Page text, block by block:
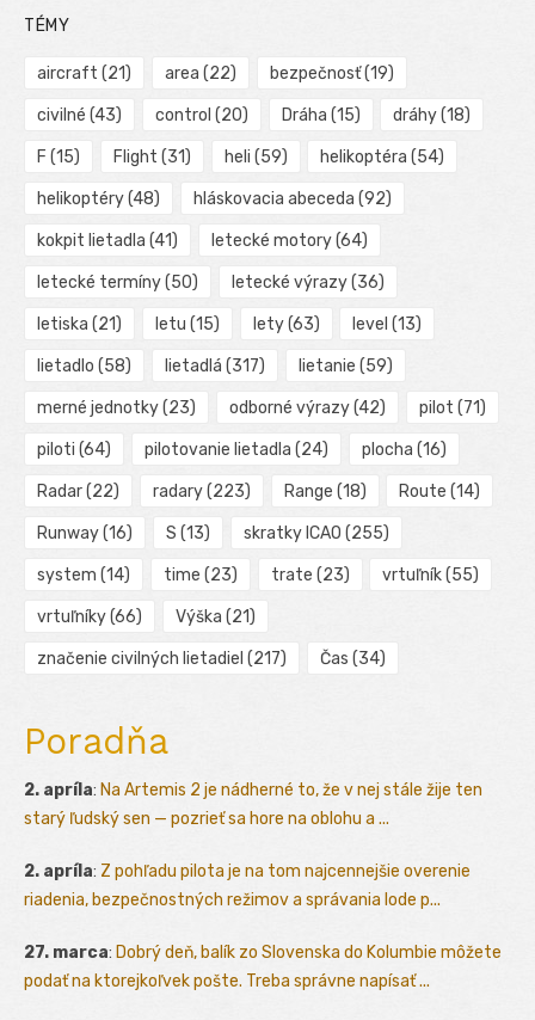
TÉMY
aircraft (21) area (22) bezpečnosť(19)
civilné (43) control (20) Dráha (15) dráhy(18)
F (15) Flight (31) heli (59) helikoptéra (54)
helikoptéry(48) hláskovacia abeceda (92)
kokpit lietadla (41) letecké motory(64)
letecké termíny(50) letecké výrazy(36)
letiska (21) letu (15) lety(63) level (13)
lietadlo (58) lietadlá (317) lietanie (59)
merné jednotky(23) odborné výrazy(42) pilot (71)
piloti (64) pilotovanie lietadla (24) plocha (16)
Radar(22) radary(223) Range (18) Route (14)
Runway(16) S (13) skratky ICAO (255)
system (14) time (23) trate (23) vrtuľník(55)
vrtuľníky(66) Výška (21)
značenie civilných lietadiel (217) Čas (34)
Poradňa
2. apríla: Na Artemis 2 je nádherné to, že v nej stále žije ten
starý ľudský sen — pozrieť sa hore na oblohu a ...
2. apríla: Z pohľadu pilota je na tom najcennejšie overenie
riadenia, bezpečnostných režimov a správania lode p...
27. marca: Dobrý deň, balík zo Slovenska do Kolumbie môžete
podať na ktorejkoľvek pošte. Treba správne napísať ...